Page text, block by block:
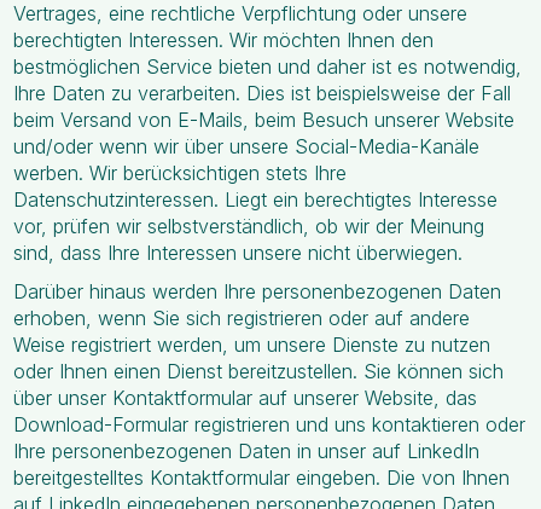
Vertrages, eine rechtliche Verpflichtung oder unsere
berechtigten Interessen. Wir möchten Ihnen den
bestmöglichen Service bieten und daher ist es notwendig,
Ihre Daten zu verarbeiten. Dies ist beispielsweise der Fall
beim Versand von E-Mails, beim Besuch unserer Website
und/oder wenn wir über unsere Social-Media-Kanäle
werben. Wir berücksichtigen stets Ihre
Datenschutzinteressen. Liegt ein berechtigtes Interesse
vor, prüfen wir selbstverständlich, ob wir der Meinung
sind, dass Ihre Interessen unsere nicht überwiegen.
Darüber hinaus werden Ihre personenbezogenen Daten
erhoben, wenn Sie sich registrieren oder auf andere
Weise registriert werden, um unsere Dienste zu nutzen
oder Ihnen einen Dienst bereitzustellen. Sie können sich
über unser Kontaktformular auf unserer Website, das
Download-Formular registrieren und uns kontaktieren oder
Ihre personenbezogenen Daten in unser auf LinkedIn
bereitgestelltes Kontaktformular eingeben. Die von Ihnen
auf LinkedIn eingegebenen personenbezogenen Daten